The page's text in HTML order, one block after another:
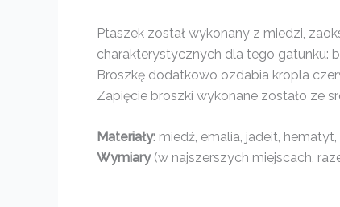
Ptaszek został wykonany z miedzi,
charakterystycznych dla tego gatunku:
Broszkę dodatkowo ozdabia kropla
Zapięcie broszki wykonane zostało ze
Materiały: miedź, emalia, jadeit, hematyt,
Wymiary(w najszerszych miejscach,